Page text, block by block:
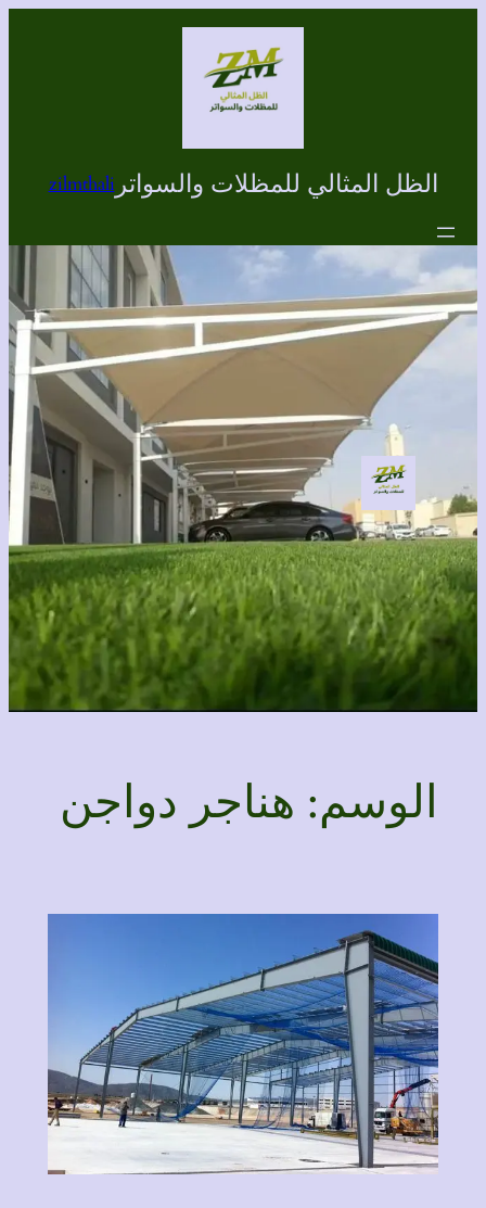
الظل المثالي للمظلات والسواترzilmthali
الوسم: هناجر دواجن